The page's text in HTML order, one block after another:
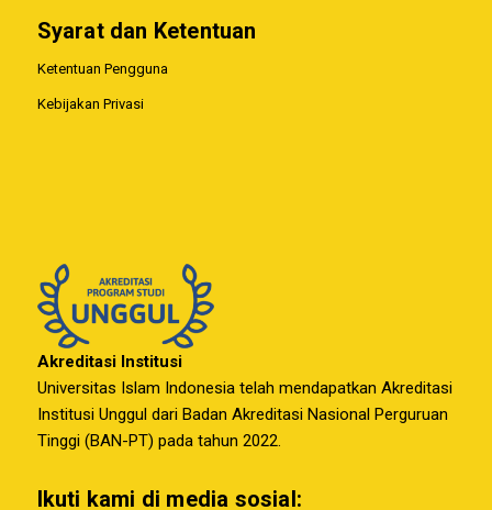
Syarat dan Ketentuan
Ketentuan Pengguna
Kebijakan Privasi
Akreditasi Institusi
Universitas Islam Indonesia telah mendapatkan Akreditasi
Institusi Unggul dari Badan Akreditasi Nasional Perguruan
Tinggi (BAN-PT) pada tahun 2022.
Ikuti kami di media sosial: